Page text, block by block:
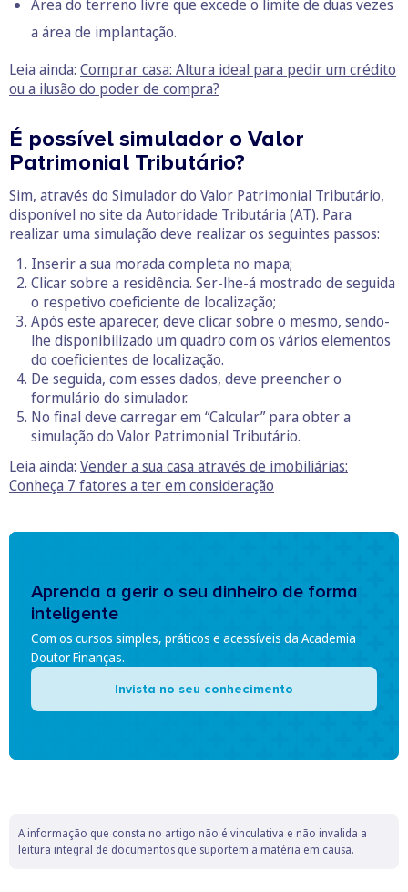
Área do terreno livre que excede o limite de duas vezes
a área de implantação.
Leia ainda: Comprar casa: Altura ideal para pedir um crédito
ou a ilusão do poder de compra?
É possível simulador o Valor
Patrimonial Tributário?
Sim, através do Simulador do Valor Patrimonial Tributário,
disponível no site da Autoridade Tributária (AT). Para
realizar uma simulação deve realizar os seguintes passos:
Inserir a sua morada completa no mapa;
Clicar sobre a residência. Ser-lhe-á mostrado de seguida
o respetivo coeficiente de localização;
Após este aparecer, deve clicar sobre o mesmo, sendo-
lhe disponibilizado um quadro com os vários elementos
do coeficientes de localização.
De seguida, com esses dados, deve preencher o
formulário do simulador.
No final deve carregar em “Calcular” para obter a
simulação do Valor Patrimonial Tributário.
Leia ainda: Vender a sua casa através de imobiliárias:
Conheça 7 fatores a ter em consideração
Aprenda a gerir o seu dinheiro de forma
inteligente
Com os cursos simples, práticos e acessíveis da Academia
Doutor Finanças.
Invista no seu conhecimento
A informação que consta no artigo não é vinculativa e não invalida a
leitura integral de documentos que suportem a matéria em causa.